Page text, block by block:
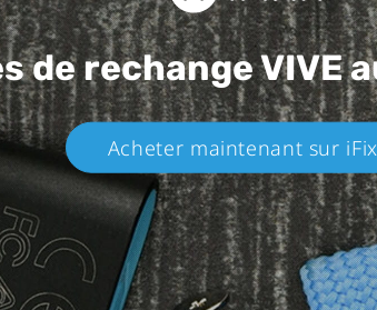
de rechangeVIVE
Acheter maintenant sur